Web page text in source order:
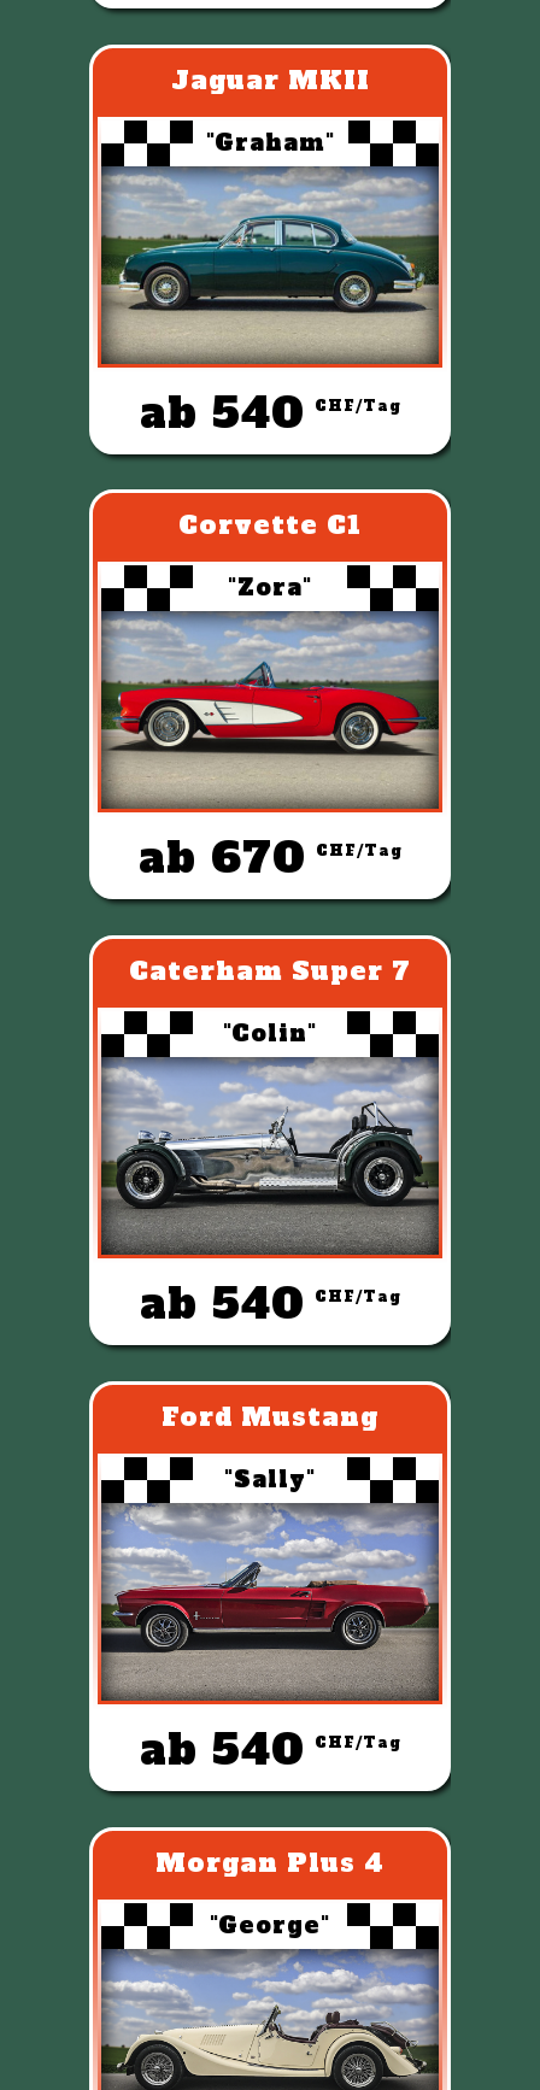
Jaguar MKII
"Graham"
ab 540 CHF/Tag
Corvette C1
"Zora"
ab 670 CHF/Tag
Caterham Super 7
"Colin"
ab 540 CHF/Tag
Ford Mustang
"Sally"
ab 540 CHF/Tag
Morgan Plus 4
"George"